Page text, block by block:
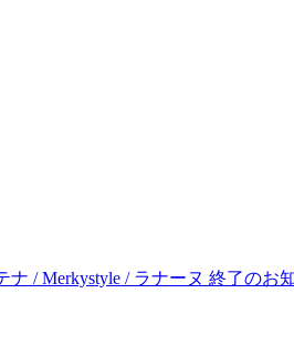
ナ / Merkystyle / ラナーヌ 終了のお